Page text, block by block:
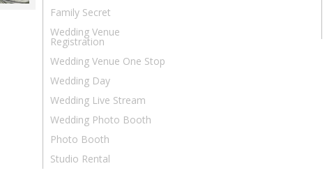
Family Secret
Wedding Venue
Registration
Wedding Venue One Stop
Wedding Day
Wedding Live Stream
Wedding Photo Booth
Photo Booth
Studio Rental